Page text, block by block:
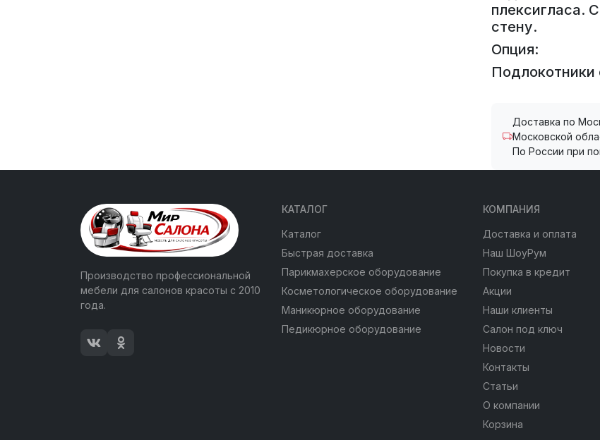
плексигласа.
стену.
Опция:
Подлокотники
Доставка по
Московской
По России при
Производство профессиональной
мебели для салонов красоты с 2010
года.
КАТАЛОГ
Каталог
Быстрая доставка
Парикмахерское оборудование
Косметологическое оборудование
Маникюрное оборудование
Педикюрное оборудование
КОМПАНИЯ
Доставка и оплата
Наш ШоуРум
Покупка в кредит
Акции
Наши клиенты
Салон под ключ
Новости
Контакты
Статьи
О компании
Корзина